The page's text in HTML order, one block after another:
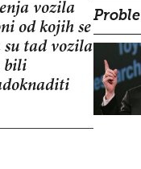
vozila
od kojih se
tad vozila
bili